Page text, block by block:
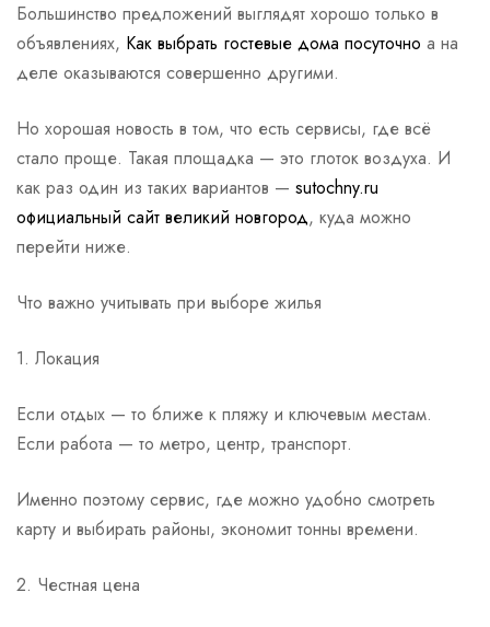
Большинство предложений выглядят хорошо только в
объявлениях, Как выбрать гостевые дома посуточно а на
деле оказываются совершенно другими.
Но хорошая новость в том, что есть сервисы, где всё
стало проще. Такая площадка — это глоток воздуха. И
как раз один из таких вариантов — sutochny.ru
официальный сайт великий новгород, куда можно
перейти ниже.
Что важно учитывать при выборе жилья
1. Локация
Если отдых — то ближе к пляжу и ключевым местам.
Если работа — то метро, центр, транспорт.
Именно поэтому сервис, где можно удобно смотреть
карту и выбирать районы, экономит тонны времени.
2. Честная цена